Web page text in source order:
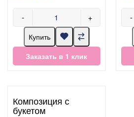
- +
Купить
Заказать в 1 клик
-
Композиция с
букетом